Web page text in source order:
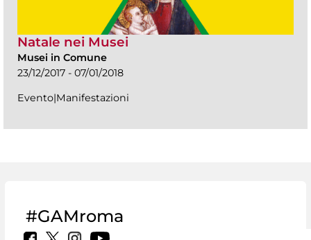
Natale nei Musei
Musei in Comune
23/12/2017 - 07/01/2018
Evento|Manifestazioni
#GAMroma